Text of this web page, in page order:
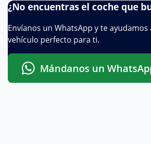
¿No encuentras el coche que
Envíanos un WhatsApp y te
vehículo perfecto para ti.
Mándanos un